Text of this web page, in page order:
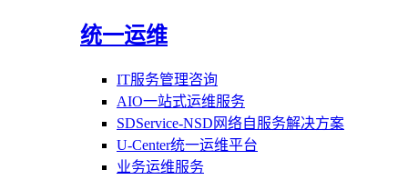
统一运维
IT服务管理咨询
AIO一站式运维服务
SDService-NSD网络自服务解决方案
U-Center统一运维平台
业务运维服务